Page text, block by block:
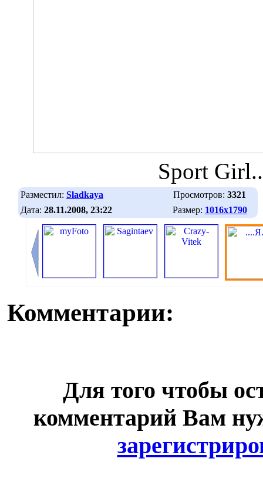
Sport
Разместил: Sladkaya Просмотров: 3321
Дата: 28.11.2008, 23:22 Размер: 1016х1790
Комментарии:
Для того чтобы
комментарий Вам